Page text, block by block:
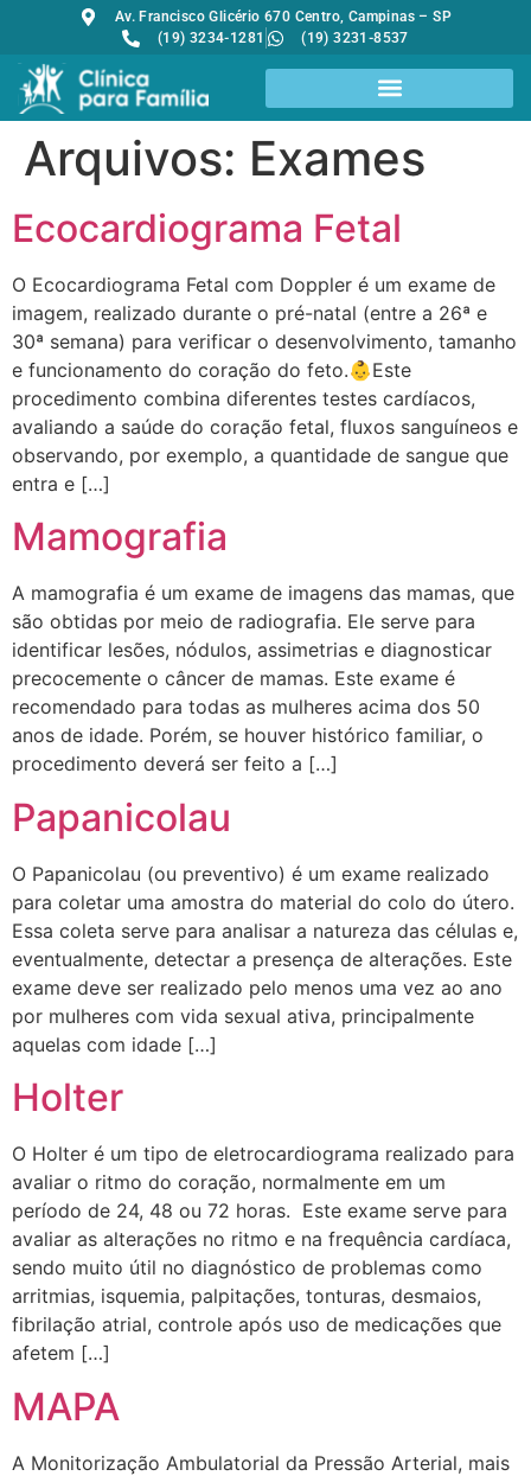
Av. Francisco Glicério 670 Centro, Campinas – SP
(19) 3234-1281
(19) 3231-8537
Arquivos: Exames
Ecocardiograma Fetal
O Ecocardiograma Fetal com Doppler é um exame de
imagem, realizado durante o pré-natal (entre a 26ª e
30ª semana) para verificar o desenvolvimento, tamanho
e funcionamento do coração do feto.👶ㅤEste
procedimento combina diferentes testes cardíacos,
avaliando a saúde do coração fetal, fluxos sanguíneos e
observando, por exemplo, a quantidade de sangue que
entra e […]
Mamografia
A mamografia é um exame de imagens das mamas, que
são obtidas por meio de radiografia. Ele serve para
identificar lesões, nódulos, assimetrias e diagnosticar
precocemente o câncer de mamas. Este exame é
recomendado para todas as mulheres acima dos 50
anos de idade. Porém, se houver histórico familiar, o
procedimento deverá ser feito a […]
Papanicolau
O Papanicolau (ou preventivo) é um exame realizado
para coletar uma amostra do material do colo do útero.
Essa coleta serve para analisar a natureza das células e,
eventualmente, detectar a presença de alterações. Este
exame deve ser realizado pelo menos uma vez ao ano
por mulheres com vida sexual ativa, principalmente
aquelas com idade […]
Holter
O Holter é um tipo de eletrocardiograma realizado para
avaliar o ritmo do coração, normalmente em um
período de 24, 48 ou 72 horas. Este exame serve para
avaliar as alterações no ritmo e na frequência cardíaca,
sendo muito útil no diagnóstico de problemas como
arritmias, isquemia, palpitações, tonturas, desmaios,
fibrilação atrial, controle após uso de medicações que
afetem […]
MAPA
A Monitorização Ambulatorial da Pressão Arterial, mais